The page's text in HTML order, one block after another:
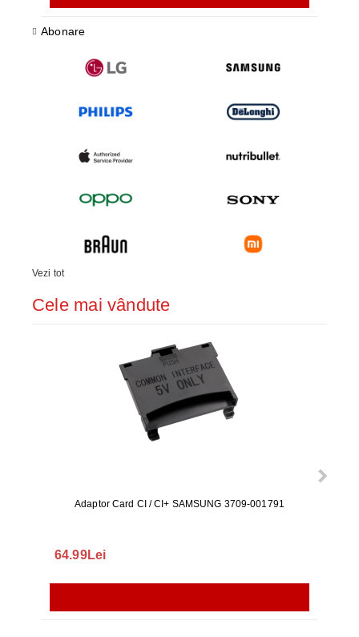
Abonare
Vezi tot
Cele mai vândute
Adaptor Card CI / CI+ SAMSUNG 3709-001791
64.99Lei